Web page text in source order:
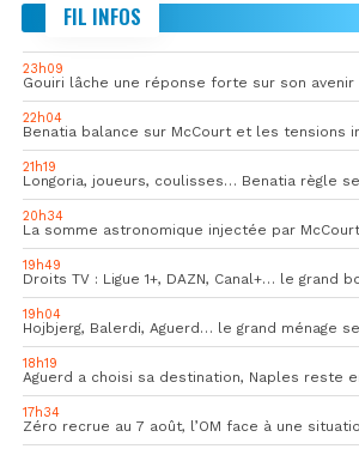
FIL INFOS
23h09
Gouiri lâche une réponse forte sur son avenir
22h04
Benatia balance sur McCourt et les tensions
21h19
Longoria, joueurs, coulisses… Benatia règle
20h34
19h49
Droits TV : Ligue 1+, DAZN, Canal+… le grand
19h04
Hojbjerg, Balerdi, Aguerd… le grand ménage
18h19
Aguerd a choisi sa destination, Naples reste
17h34